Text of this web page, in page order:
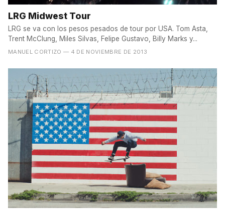
LRG Midwest Tour
LRG se va con los pesos pesados de tour por USA. Tom Asta,
Trent McClung, Miles Silvas, Felipe Gustavo, Billy Marks y...
MANUEL CORTIZO — 4 DE NOVIEMBRE DE 2013